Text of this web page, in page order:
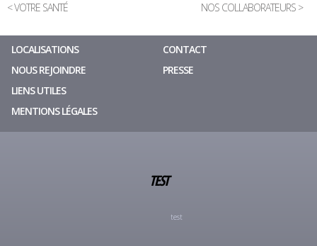
< VOTRE SANTÉ NOS COLLABORATEURS >
LOCALISATIONS
CONTACT
NOUS REJOINDRE
PRESSE
LIENS UTILES
MENTIONS LÉGALES
TEST
test